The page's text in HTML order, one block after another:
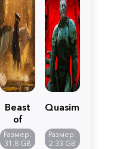
Beast
of
Reincarnation
Размер:
31.8 GB
Quasimorph
Размер:
2.33 GB